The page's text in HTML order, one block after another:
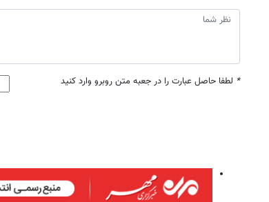
* لطفا حاصل عبارت را در جعبه متن روبرو وارد کنید